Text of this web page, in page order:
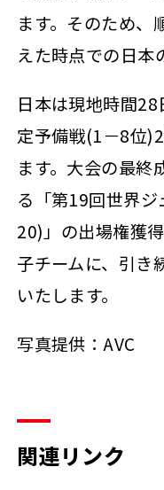
ます。そのため、
えた時点での日本
日本は現地時間
定予備戦(1－8位
ます。大会の最終
る「第19回世界
20)」の出場権獲
子チームに、引き
いたします。
写真提供：AVC
関連リンク